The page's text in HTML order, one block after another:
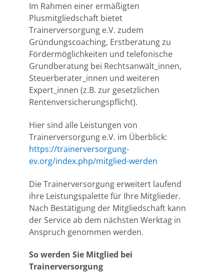
Im Rahmen einer ermäßigten
Plusmitgliedschaft bietet
Trainerversorgung e.V. zudem
Gründungscoaching, Erstberatung zu
Fördermöglichkeiten und telefonische
Grundberatung bei Rechtsanwält_innen,
Steuerberater_innen und weiteren
Expert_innen (z.B. zur gesetzlichen
Rentenversicherungspflicht).
Hier sind alle Leistungen von
Trainerversorgung e.V. im Überblick:
https://trainerversorgung-
ev.org/index.php/mitglied-werden
Die Trainerversorgung erweitert laufend
ihre Leistungspalette für Ihre Mitglieder.
Nach Bestätigung der Mitgliedschaft kann
der Service ab dem nächsten Werktag in
Anspruch genommen werden.
So werden Sie Mitglied bei
Trainerversorgung